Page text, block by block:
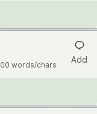
words/chars
Add